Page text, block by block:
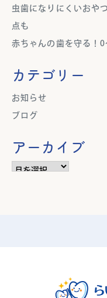
虫歯になりにくいおや
点も
赤ちゃんの歯を守る！
カテゴリー
お知らせ
ブログ
アーカイブ
ア